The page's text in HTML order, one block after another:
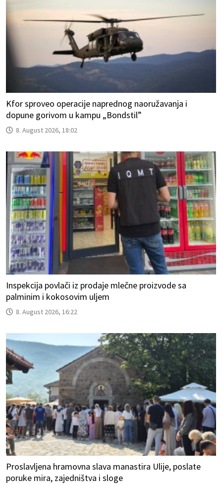
Kfor sproveo operacije naprednog naoružavanja i
dopune gorivom u kampu „Bondstil”
8. August 2026, 18:02
Inspekcija povlači iz prodaje mlečne proizvode sa
palminim i kokosovim uljem
8. August 2026, 16:22
Proslavljena hramovna slava manastira Ulije, poslate
poruke mira, zajedništva i sloge